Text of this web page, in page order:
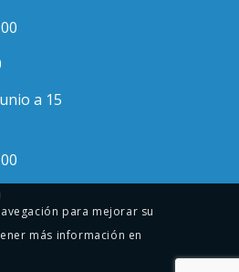
a 15
para mejorar su
más información en